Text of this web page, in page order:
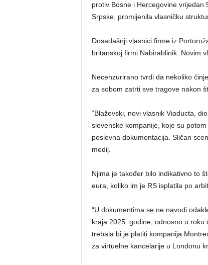
protiv Bosne i Hercegovine
Srpske, promijenila vlasničku
Dosadašnji vlasnici firme iz
britanskoj firmi Nabirablinik. Novim
Necenzurirano tvrdi da nekoliko
za sobom zatrti sve tragove nakon
“Blaževski, novi vlasnik Viaducta,
slovenske kompanije, koje su
poslovna dokumentacija. Sličan
medij.
Njima je također bilo indikativno to
eura, koliko im je RS isplatila po
“U dokumentima se ne navodi
kraja 2025. godine, odnosno u roku
trebala bi je platiti kompanija
za virtuelne kancelarije u Londonu